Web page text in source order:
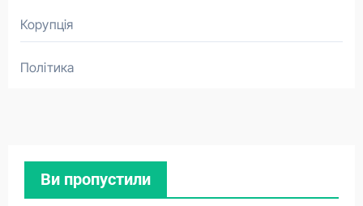
Корупція
Політика
Ви пропустили